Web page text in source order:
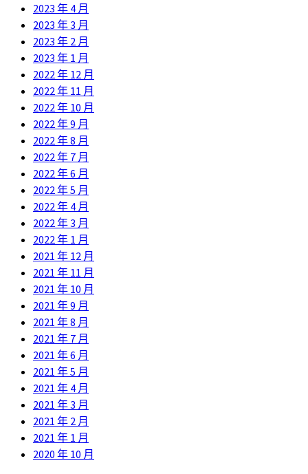
2023 年 4 月
2023 年 3 月
2023 年 2 月
2023 年 1 月
2022 年 12 月
2022 年 11 月
2022 年 10 月
2022 年 9 月
2022 年 8 月
2022 年 7 月
2022 年 6 月
2022 年 5 月
2022 年 4 月
2022 年 3 月
2022 年 1 月
2021 年 12 月
2021 年 11 月
2021 年 10 月
2021 年 9 月
2021 年 8 月
2021 年 7 月
2021 年 6 月
2021 年 5 月
2021 年 4 月
2021 年 3 月
2021 年 2 月
2021 年 1 月
2020 年 10 月